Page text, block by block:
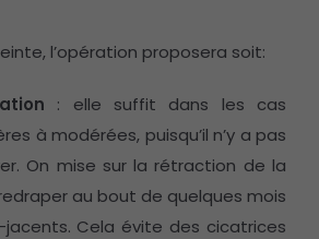
l’opération proposera soit:
: elle suffit dans les cas
à modérées, puisqu’il n’y a pas
On mise sur la rétraction de la
au bout de quelques mois
jacents. Cela évite des cicatrices